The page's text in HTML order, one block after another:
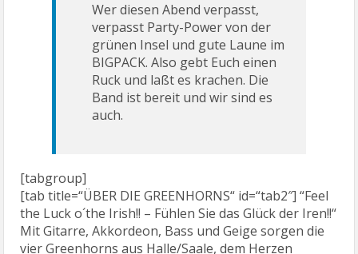
Wer diesen Abend verpasst,
verpasst Party-Power von der
grünen Insel und gute Laune im
BIGPACK. Also gebt Euch einen
Ruck und laßt es krachen. Die
Band ist bereit und wir sind es
auch.
[tabgroup]
[tab title=“ÜBER DIE GREENHORNS“ id=“tab2″] “Feel
the Luck o´the Irish!! – Fühlen Sie das Glück der Iren!!“
Mit Gitarre, Akkordeon, Bass und Geige sorgen die
vier Greenhorns aus Halle/Saale, dem Herzen